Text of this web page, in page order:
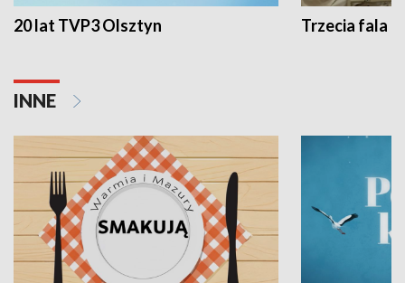
20 lat TVP3 Olsztyn Trzecia fala -
INNE